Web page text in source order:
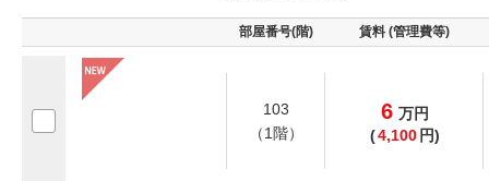
部屋番号(階) 賃料 (管理費等)
103
（1階）
6 万円
(4,100 円)